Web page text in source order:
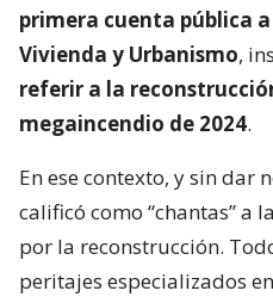
primera cuenta pública
Vivienda y Urbanismo,
referir a la
megaincendio de 2024.
En ese contexto, y sin dar
calificó como “chantas” a
por la reconstrucción.
peritajes especializados